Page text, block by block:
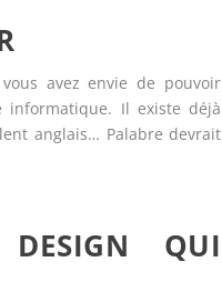
avez envie de pouvoir
Il existe déjà
anglais… Palabre devrait
DESIGN QUI